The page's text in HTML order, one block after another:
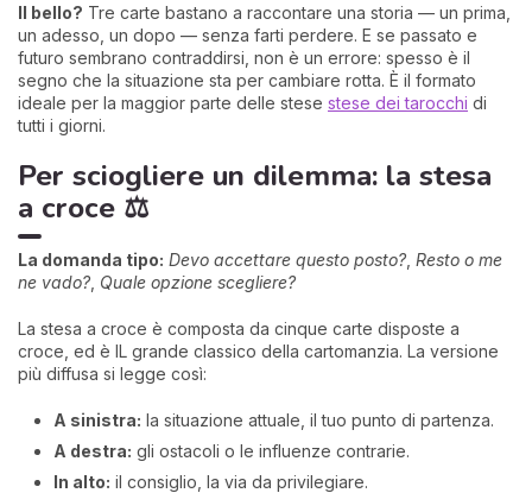
Il bello? Tre carte bastano a raccontare una storia — un prima,
un adesso, un dopo — senza farti perdere. E se passato e
futuro sembrano contraddirsi, non è un errore: spesso è il
segno che la situazione sta per cambiare rotta. È il formato
ideale per la maggior parte delle stese stese dei tarocchi di
tutti i giorni.
Per sciogliere un dilemma: la stesa
a croce ⚖️
La domanda tipo: Devo accettare questo posto? Resto o me
ne vado? Quale opzione scegliere?
La stesa a croce è composta da cinque carte disposte a
croce, ed è IL grande classico della cartomanzia. La versione
più diffusa si legge così:
A sinistra: la situazione attuale, il tuo punto di partenza.
A destra: gli ostacoli o le influenze contrarie.
In alto: il consiglio, la via da privilegiare.